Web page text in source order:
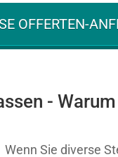
OFFERTEN-
-
Wenn Sie diverse